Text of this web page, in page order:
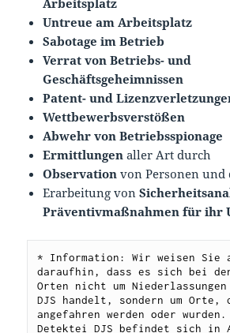
Arbeitsplatz
Untreue am Arbeitsplatz
Sabotage im Betrieb
Verrat von Betriebs- und
Geschäftsgeheimnissen
Patent- und
Wettbewerbsverstößen
Abwehr von Betriebsspionage
Ermittlungen aller Art durch
Observation von Personen und
Erarbeitung von
Präventivmaßnahmen für ihr
* Information: Wir weisen Sie
daraufhin, dass es sich bei
Orten nicht um Niederlassungen
DJS handelt, sondern um Orte,
angefahren werden oder
Detektei DJS befindet sich in